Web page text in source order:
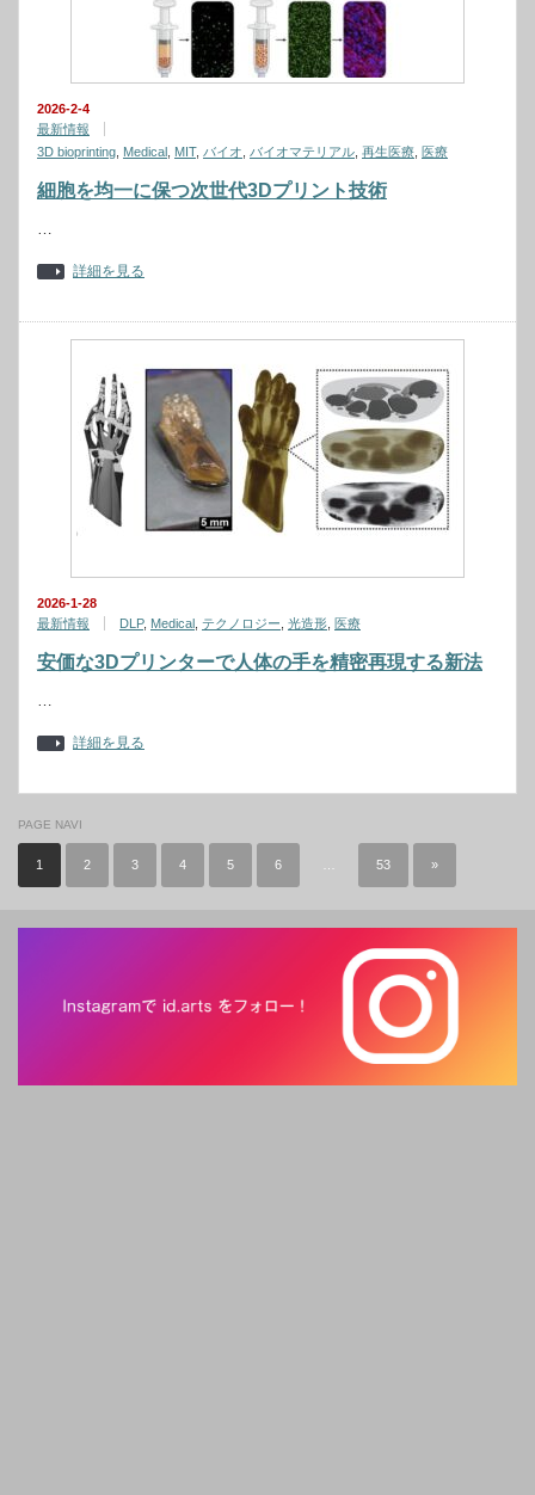
2026-2-4
最新情報
3D bioprinting Medical MIT, バイオ バイオマテリアル 再生医療 医療
細胞を均一に保つ次世代3Dプリント技術
…
詳細を見る
2026-1-28
最新情報
DLP, Medical テクノロジー 光造形 医療
安価な3Dプリンターで人体の手を精密再現する新法
…
詳細を見る
PAGE NAVI
1 2 3 4 5 6 53 »